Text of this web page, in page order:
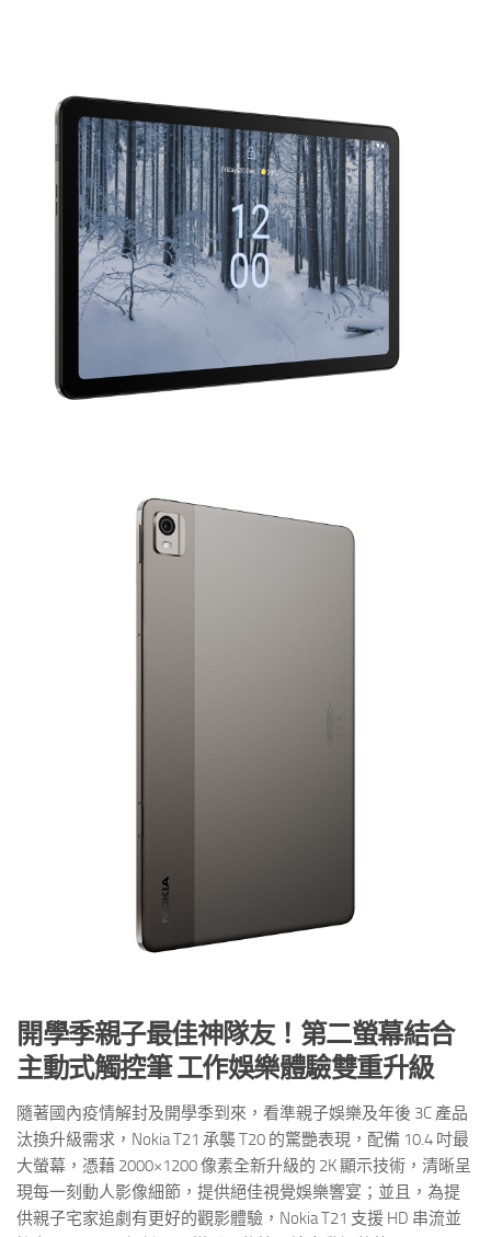
開學季親子最佳神隊友！第二螢幕結合
主動式觸控筆 工作娛樂體驗雙重升級
隨著國內疫情解封及開學季到來，看準親子娛樂及年後 3C 產品
汰換升級需求，Nokia T21 承襲 T20 的驚艷表現，配備 10.4 吋最
大螢幕，憑藉 2000×1200 像素全新升級的 2K 顯示技術，清晰呈
現每一刻動人影像細節，提供絕佳視覺娛樂響宴；並且，為提
供親子宅家追劇有更好的觀影體驗，Nokia T21 支援 HD 串流並